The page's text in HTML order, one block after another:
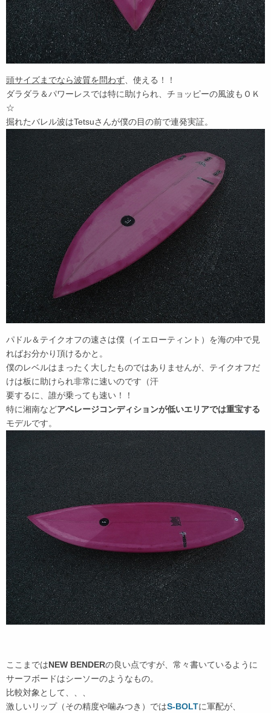
頭サイズまでなら波質を問わず 、使える！！
ダラダラ＆パワーレスでは特に助けられ、チョッピーの風波もＯＫ
☆
掘れたバレル波はTetsuさんが僕の目の前で連発実証。
パドル＆テイクオフの速さは僕（イエローティント）を海の中で見
ればお分かり頂けるかと。
僕のレベルはまったく大したものではありませんが、テイクオフだ
けは板に助けられ非常に速いのです（汗
要するに、誰が乗っても速い！！
特に湘南などアベレージコンディションが低いエリアでは重宝する
モデルです。
ここまではNEW BENDERの良い点ですが、常々書いているように
サーフボードはシーソーのようなもの。
比較対象として、、、
激しいリップ（その精度や噛みつき）ではS-BOLTに軍配が、